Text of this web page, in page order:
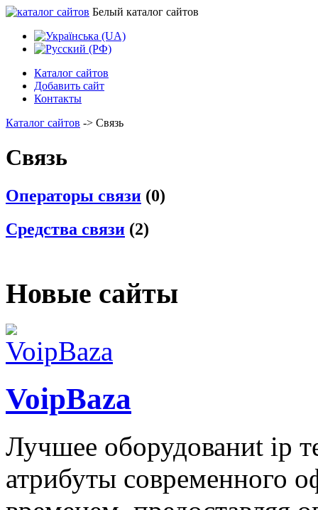
Белый каталог сайтов
Каталог сайтов
Добавить сайт
Контакты
Каталог сайтов -> Связь
Связь
Операторы связи (0)
Средства связи (2)
Новые сайты
VoipBaza
Лучшее оборудованиt ip
атрибуты современного